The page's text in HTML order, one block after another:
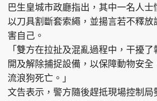
巴生皇城市政廳指出，其中一名人士
以刀具割斷套索繩，並揚言若不釋放
害自己。
「雙方在拉扯及混亂過程中，干擾
開及解除捕捉設備，以保障動物安全
流浪狗死亡。」
文告表示，警方隨後趕抵現場控制局